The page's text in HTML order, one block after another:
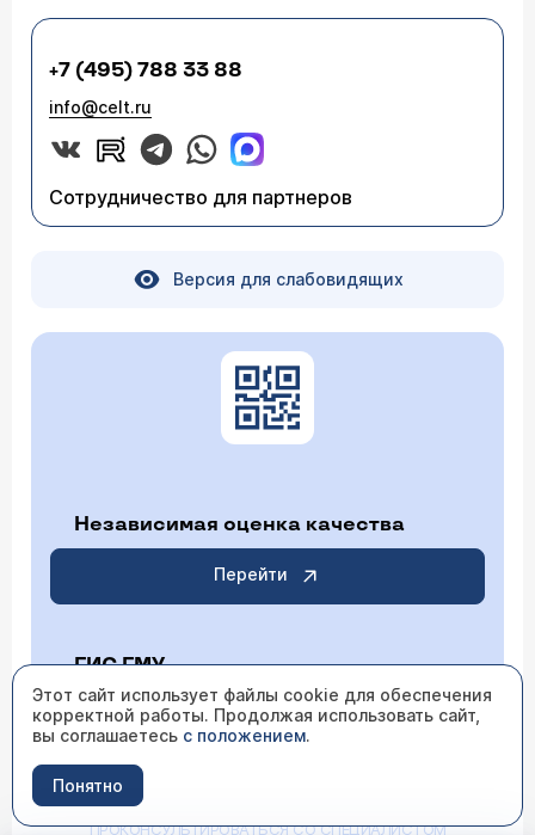
+7 (495) 788 33 88
info@celt.ru
Сотрудничество для партнеров
Версия для слабовидящих
Независимая оценка качества
Перейти
ГИС ГМУ
Перейти
ИМЕЮТСЯ ПРОТИВОПОКАЗАНИЯ НЕОБХОДИМО
ПРОКОНСУЛЬТИРОВАТЬСЯ СО СПЕЦИАЛИСТОМ
Этот сайт использует файлы cookie для обеспечения
корректной работы. Продолжая использовать сайт,
вы соглашаетесь с положением.
Понятно